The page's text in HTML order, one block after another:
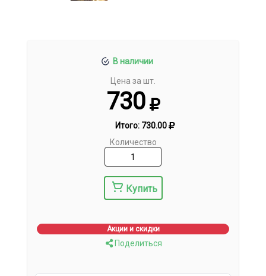
В наличии
Цена за шт.
730
Итого: 730.00
Количество
Купить
Акции и скидки
Поделиться